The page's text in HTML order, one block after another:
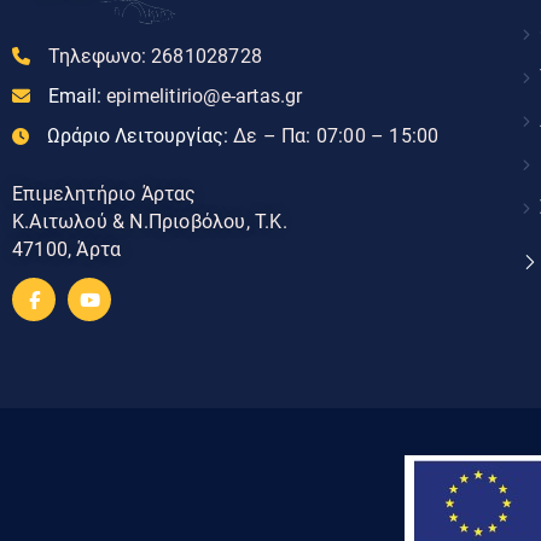
Τηλεφωνο: 2681028728
Email: epimelitirio@e-artas.gr
Ωράριο Λειτουργίας: Δε – Πα: 07:00 – 15:00
Επιμελητήριο Άρτας
Κ.Αιτωλού & Ν.Πριοβόλου, Τ.Κ.
47100, Άρτα